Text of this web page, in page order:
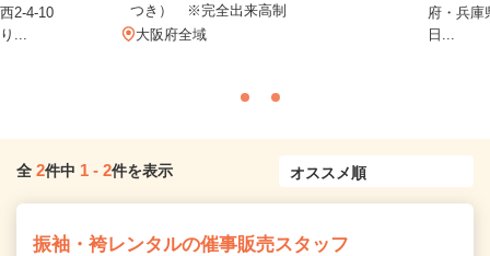
2-4-10
...
つき） ※完全出来高制
大阪府全域
府・兵庫
日...
全 2件中 1 - 2件を表示
振袖・袴レンタルの催事販売スタッフ